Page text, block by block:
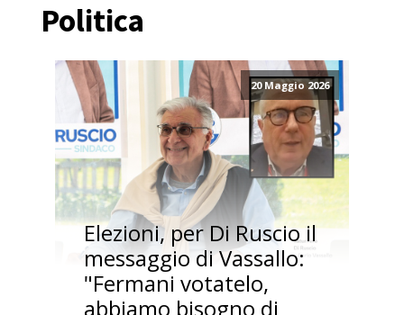
Politica
20 Maggio 2026
Elezioni, per Di Ruscio il
messaggio di Vassallo:
"Fermani votatelo,
abbiamo bisogno di